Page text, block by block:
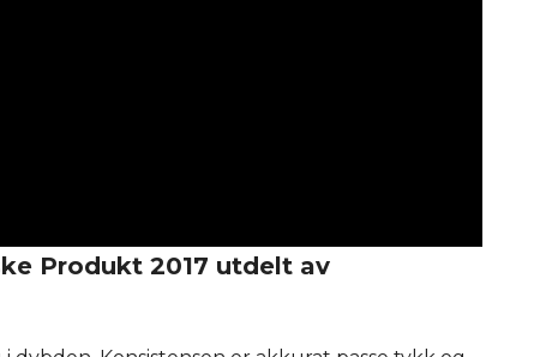
Produkt 2017 utdelt av